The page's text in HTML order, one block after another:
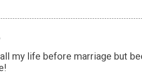
my life before marriage but